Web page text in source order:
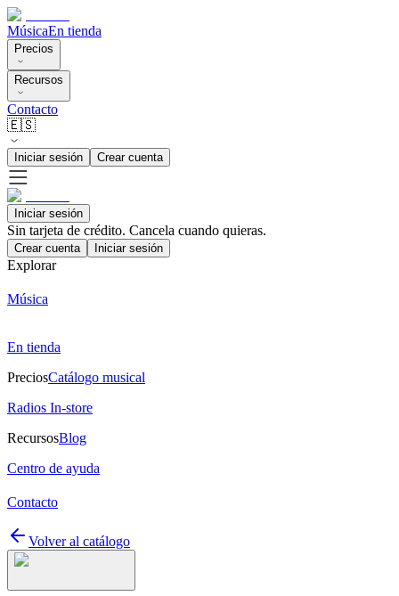
MúsicaEn tienda
Precios
Recursos
Contacto
🇪🇸
Iniciar sesión Crear cuenta
Iniciar sesión
Sin tarjeta de crédito. Cancela cuando quieras.
Crear cuenta Iniciar sesión
Explorar
Música
En tienda
PreciosCatálogo musical
Radios In-store
RecursosBlog
Centro de ayuda
Contacto
Volver al catálogo